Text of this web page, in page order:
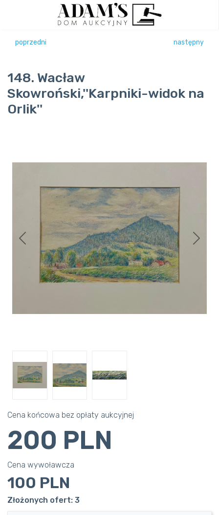
poprzedni następny
148. Wacław
Skowroński,''Karpniki-widok na
Orlik''
Previous Next
Cena końcowa bez opłaty aukcyjnej
200 PLN
Cena wywoławcza
100 PLN
Złożonych ofert: 3